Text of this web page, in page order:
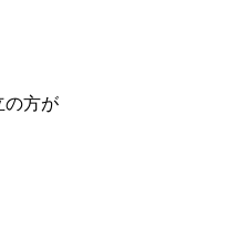
の方が